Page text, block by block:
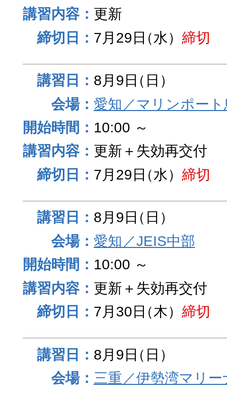
更新
7月29日（水） 締切
8月9日（日）
愛知／マリンポート
10:00 ～
更新＋失効再交付
7月29日（水） 締切
8月9日（日）
愛知／JEIS中部
10:00 ～
更新＋失効再交付
7月30日（木） 締切
8月9日（日）
三重／伊勢湾マリー